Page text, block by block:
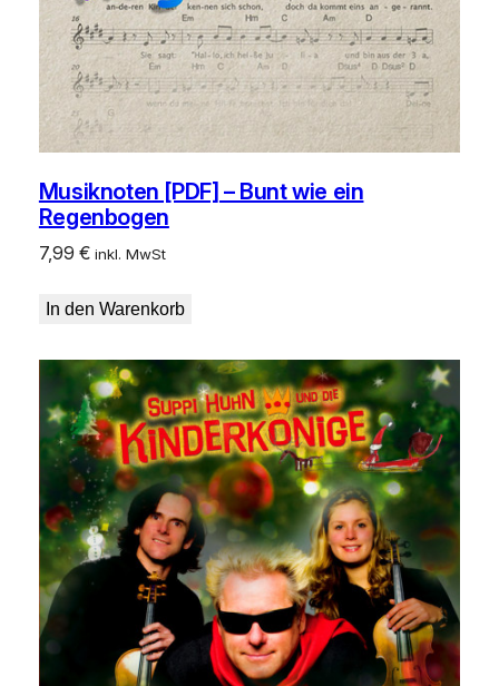
Musiknoten [PDF] – Bunt wie ein
Regenbogen
7,99 € inkl. MwSt
In den Warenkorb